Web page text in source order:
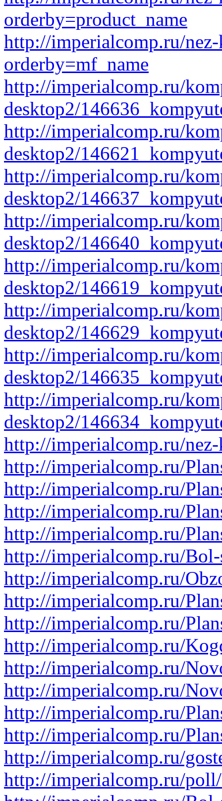
orderby=product_name
http://imperialcomp.ru/
orderby=mf_name
http://imperialcomp.ru/
desktop2/
http://imperialcomp.ru/
desktop2/
http://imperialcomp.ru/
desktop2/
http://imperialcomp.ru/
desktop2/
http://imperialcomp.ru/
desktop2/
http://imperialcomp.ru/
desktop2/
http://imperialcomp.ru/
desktop2/
http://imperialcomp.ru/
desktop2/
http://imperialcomp.ru/
http://imperialcomp.ru/
http://imperialcomp.ru/
http://imperialcomp.ru/
http://imperialcomp.ru/
http://imperialcomp.ru/
http://imperialcomp.ru/
http://imperialcomp.ru/
http://imperialcomp.ru/
http://imperialcomp.ru/
http://imperialcomp.ru/
http://imperialcomp.ru/
http://imperialcomp.ru/
http://imperialcomp.ru/
http://imperialcomp.ru/
http://imperialcomp.ru/